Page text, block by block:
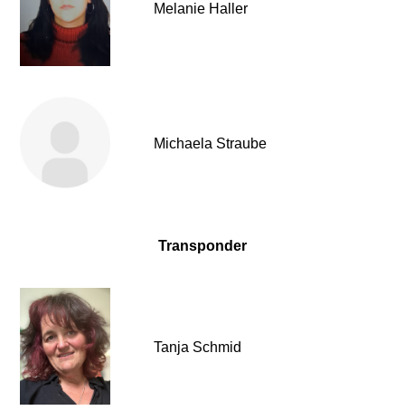
Melanie Haller
Michaela Straube
Transponder
Tanja Schmid